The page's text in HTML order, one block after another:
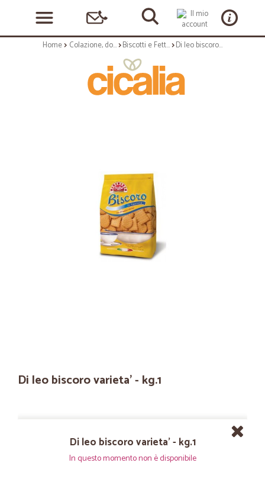
Home Colazione, dolciumi e snack Biscotti e Fette Biscottate Di leo biscoro varieta' - kg.1
Di leo biscoro varieta' - kg.1
Di leo biscoro varieta' - kg.1
In questo momento non è disponibile